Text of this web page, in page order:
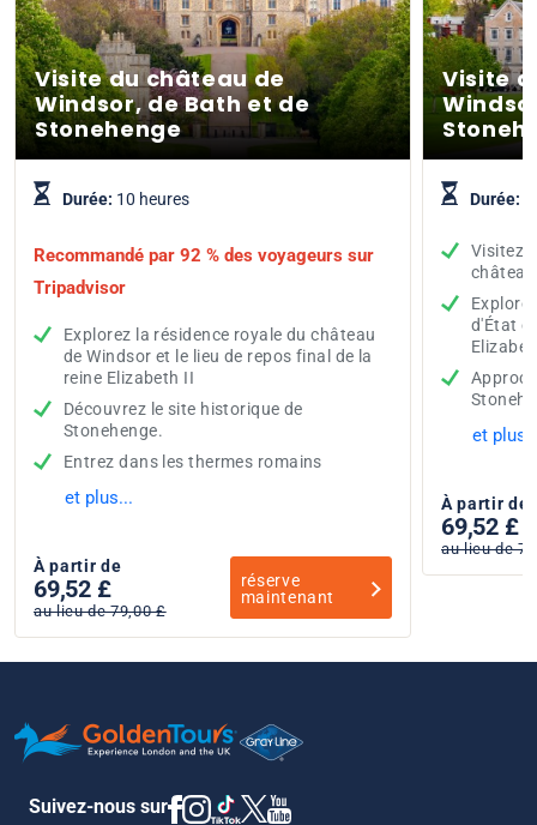
Visite du château de
Windsor, de Bath et de
Stonehenge
Durée: 10 heures
Recommandé par 92 % des voyageurs sur
Tripadvisor
Explorez la résidence royale du château
de Windsor et le lieu de repos final de la
reine Elizabeth II
Découvrez le site historique de
Stonehenge.
Entrez dans les thermes romains
et plus...
À partir de
69,52 £
au lieu de 79,00 £
réserve
maintenant
Visite
Durée:
Visitez
d'État
et
À partir de
69,52 £
au lieu de
Suivez-nous sur